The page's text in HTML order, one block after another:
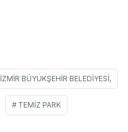
İZMIR BÜYÜKŞEHIR BELEDIYESI,
TEMIZ PARK